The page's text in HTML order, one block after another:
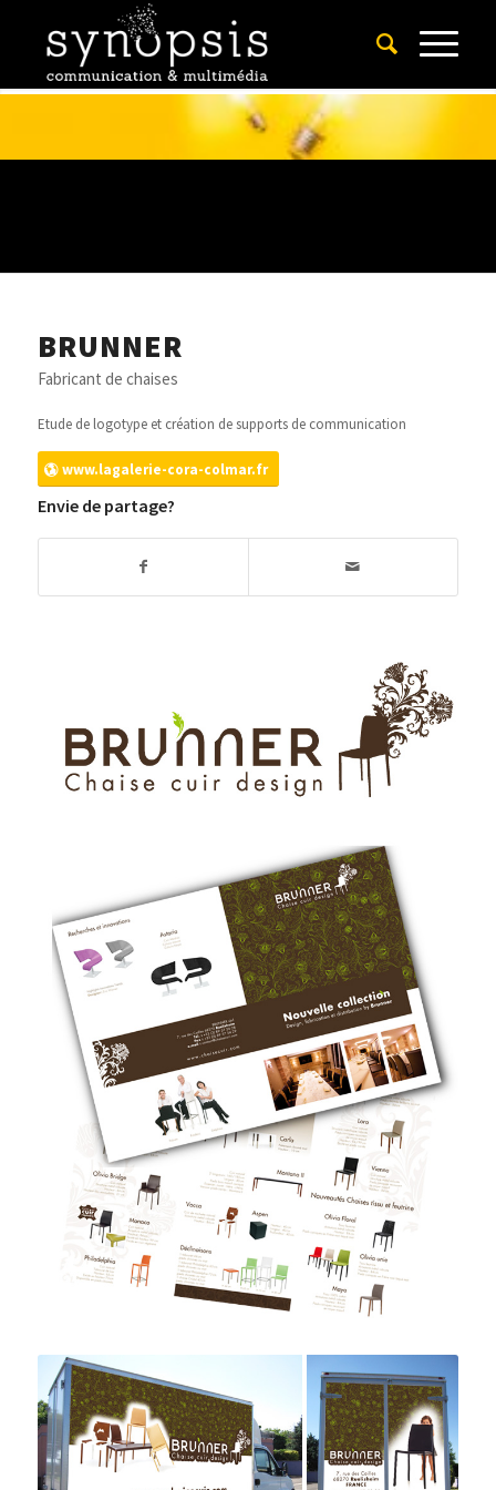
BRUNNER
Fabricant de chaises
Etude de logotype et création de supports de communication
www.lagalerie-cora-colmar.fr
Envie de partage?